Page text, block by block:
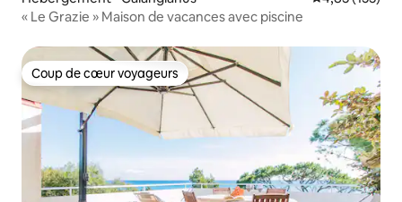
« Le Grazie » Maison de vacances avec piscine
Coup de cœur voyageurs
Coup de cœur voyageurs